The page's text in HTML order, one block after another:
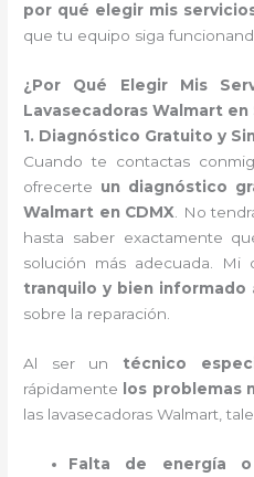
por qué elegir mis
que tu equipo siga
¿Por Qué Elegir Mis
Lavasecadoras Walmart en
1. Diagnóstico Gratuito y
Cuando te contactas
ofrecerte un diagnóstico
Walmart en CDMX . No
hasta saber exactamente
solución más adecuada. Mi
tranquilo y bien informado
sobre la reparación.
Al ser un técnico
rápidamente
los problemas
las lavasecadoras Walmart,
Falta de energía